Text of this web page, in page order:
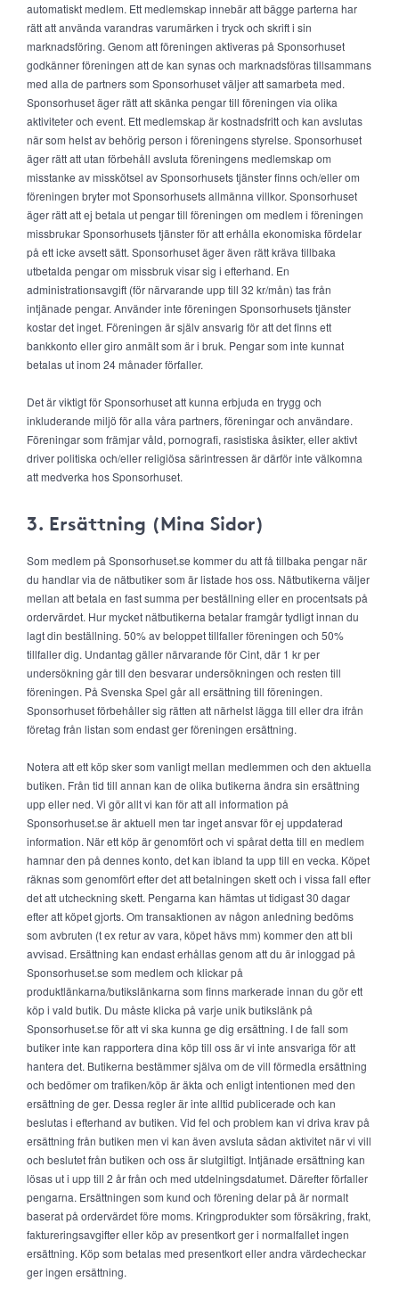
automatiskt medlem. Ett medlemskap innebär att bägge parterna har
rätt att använda varandras varumärken i tryck och skrift i sin
marknadsföring. Genom att föreningen aktiveras på Sponsorhuset
godkänner föreningen att de kan synas och marknadsföras tillsammans
med alla de partners som Sponsorhuset väljer att samarbeta med.
Sponsorhuset äger rätt att skänka pengar till föreningen via olika
aktiviteter och event. Ett medlemskap är kostnadsfritt och kan avslutas
när som helst av behörig person i föreningens styrelse. Sponsorhuset
äger rätt att utan förbehåll avsluta föreningens medlemskap om
misstanke av misskötsel av Sponsorhusets tjänster finns och/eller om
föreningen bryter mot Sponsorhusets allmänna villkor. Sponsorhuset
äger rätt att ej betala ut pengar till föreningen om medlem i föreningen
missbrukar Sponsorhusets tjänster för att erhålla ekonomiska fördelar
på ett icke avsett sätt. Sponsorhuset äger även rätt kräva tillbaka
utbetalda pengar om missbruk visar sig i efterhand. En
administrationsavgift (för närvarande upp till 32 kr/mån) tas från
intjänade pengar. Använder inte föreningen Sponsorhusets tjänster
kostar det inget. Föreningen är själv ansvarig för att det finns ett
bankkonto eller giro anmält som är i bruk. Pengar som inte kunnat
betalas ut inom 24 månader förfaller.
Det är viktigt för Sponsorhuset att kunna erbjuda en trygg och
inkluderande miljö för alla våra partners, föreningar och användare.
Föreningar som främjar våld, pornografi, rasistiska åsikter, eller aktivt
driver politiska och/eller religiösa särintressen är därför inte välkomna
att medverka hos Sponsorhuset.
3. Ersättning (Mina Sidor)
Som medlem på Sponsorhuset.se kommer du att få tillbaka pengar när
du handlar via de nätbutiker som är listade hos oss. Nätbutikerna väljer
mellan att betala en fast summa per beställning eller en procentsats på
ordervärdet. Hur mycket nätbutikerna betalar framgår tydligt innan du
lagt din beställning. 50% av beloppet tillfaller föreningen och 50%
tillfaller dig. Undantag gäller närvarande för Cint, där 1 kr per
undersökning går till den besvarar undersökningen och resten till
föreningen. På Svenska Spel går all ersättning till föreningen.
Sponsorhuset förbehåller sig rätten att närhelst lägga till eller dra ifrån
företag från listan som endast ger föreningen ersättning.
Notera att ett köp sker som vanligt mellan medlemmen och den aktuella
butiken. Från tid till annan kan de olika butikerna ändra sin ersättning
upp eller ned. Vi gör allt vi kan för att all information på
Sponsorhuset.se är aktuell men tar inget ansvar för ej uppdaterad
information. När ett köp är genomfört och vi spårat detta till en medlem
hamnar den på dennes konto, det kan ibland ta upp till en vecka. Köpet
räknas som genomfört efter det att betalningen skett och i vissa fall efter
det att utcheckning skett. Pengarna kan hämtas ut tidigast 30 dagar
efter att köpet gjorts. Om transaktionen av någon anledning bedöms
som avbruten (t ex retur av vara, köpet hävs mm) kommer den att bli
avvisad. Ersättning kan endast erhållas genom att du är inloggad på
Sponsorhuset.se som medlem och klickar på
produktlänkarna/butikslänkarna som finns markerade innan du gör ett
köp i vald butik. Du måste klicka på varje unik butikslänk på
Sponsorhuset.se för att vi ska kunna ge dig ersättning. I de fall som
butiker inte kan rapportera dina köp till oss är vi inte ansvariga för att
hantera det. Butikerna bestämmer själva om de vill förmedla ersättning
och bedömer om trafiken/köp är äkta och enligt intentionen med den
ersättning de ger. Dessa regler är inte alltid publicerade och kan
beslutas i efterhand av butiken. Vid fel och problem kan vi driva krav på
ersättning från butiken men vi kan även avsluta sådan aktivitet när vi vill
och beslutet från butiken och oss är slutgiltigt. Intjänade ersättning kan
lösas ut i upp till 2 år från och med utdelningsdatumet. Därefter förfaller
pengarna. Ersättningen som kund och förening delar på är normalt
baserat på ordervärdet före moms. Kringprodukter som försäkring, frakt,
faktureringsavgifter eller köp av presentkort ger i normalfallet ingen
ersättning. Köp som betalas med presentkort eller andra värdecheckar
ger ingen ersättning.